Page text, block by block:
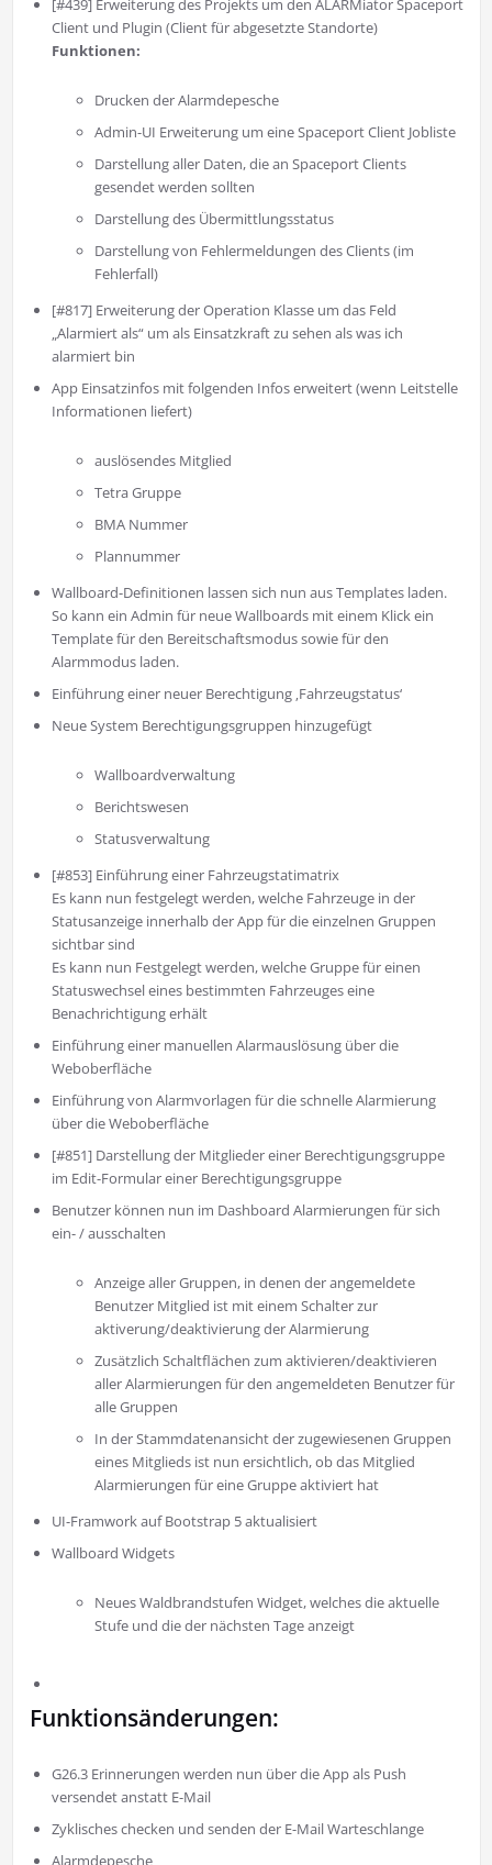
[#439] Erweiterung des Projekts um den ALARMiator Spaceport
Client und Plugin (Client für abgesetzte Standorte)
Funktionen:
Drucken der Alarmdepesche
Admin-UI Erweiterung um eine Spaceport Client Jobliste
Darstellung aller Daten, die an Spaceport Clients
gesendet werden sollten
Darstellung des Übermittlungsstatus
Darstellung von Fehlermeldungen des Clients (im
Fehlerfall)
[#817] Erweiterung der Operation Klasse um das Feld
„Alarmiert als“ um als Einsatzkraft zu sehen als was ich
alarmiert bin
App Einsatzinfos mit folgenden Infos erweitert (wenn Leitstelle
Informationen liefert)
auslösendes Mitglied
Tetra Gruppe
BMA Nummer
Plannummer
Wallboard-Definitionen lassen sich nun aus Templates laden.
So kann ein Admin für neue Wallboards mit einem Klick ein
Template für den Bereitschaftsmodus sowie für den
Alarmmodus laden.
Einführung einer neuer Berechtigung ‚Fahrzeugstatus‘
Neue System Berechtigungsgruppen hinzugefügt
Wallboardverwaltung
Berichtswesen
Statusverwaltung
[#853] Einführung einer Fahrzeugstatimatrix
Es kann nun festgelegt werden, welche Fahrzeuge in der
Statusanzeige innerhalb der App für die einzelnen Gruppen
sichtbar sind
Es kann nun Festgelegt werden, welche Gruppe für einen
Statuswechsel eines bestimmten Fahrzeuges eine
Benachrichtigung erhält
Einführung einer manuellen Alarmauslösung über die
Weboberfläche
Einführung von Alarmvorlagen für die schnelle Alarmierung
über die Weboberfläche
[#851] Darstellung der Mitglieder einer Berechtigungsgruppe
im Edit-Formular einer Berechtigungsgruppe
Benutzer können nun im Dashboard Alarmierungen für sich
ein- / ausschalten
Anzeige aller Gruppen, in denen der angemeldete
Benutzer Mitglied ist mit einem Schalter zur
aktiverung/deaktivierung der Alarmierung
Zusätzlich Schaltflächen zum aktivieren/deaktivieren
aller Alarmierungen für den angemeldeten Benutzer für
alle Gruppen
In der Stammdatenansicht der zugewiesenen Gruppen
eines Mitglieds ist nun ersichtlich, ob das Mitglied
Alarmierungen für eine Gruppe aktiviert hat
UI-Framwork auf Bootstrap 5 aktualisiert
Wallboard Widgets
Neues Waldbrandstufen Widget, welches die aktuelle
Stufe und die der nächsten Tage anzeigt
Funktionsänderungen:
G26.3 Erinnerungen werden nun über die App als Push
versendet anstatt E-Mail
Zyklisches checken und senden der E-Mail Warteschlange
Alarmdepesche